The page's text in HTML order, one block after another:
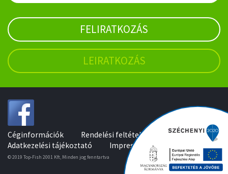
FELIRATKOZÁS
LEIRATKOZÁS
Céginformációk
Rendelési feltételek
Adatkezelési tájékoztató
Impresszum
© 2019 Top-Fish 2001 Kft, Minden jog fenntartva